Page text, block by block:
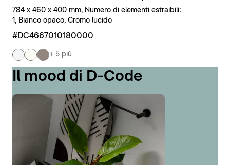
784 x 460 x 400 mm, Numero di elementi estraibili:
1, Bianco opaco, Cromo lucido
#DC4667010180000
+ 5 più
Il mood di D-Code